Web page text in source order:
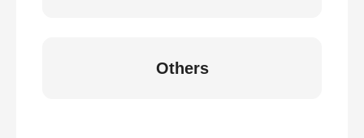
Others